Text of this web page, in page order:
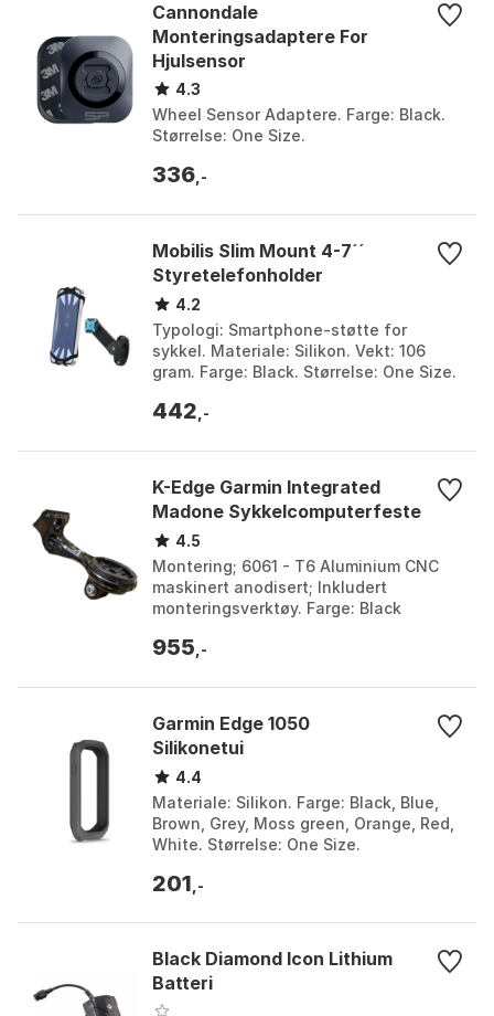
Cannondale
Monteringsadaptere For
Hjulsensor
4.3
Wheel Sensor Adaptere. Farge: Black.
Størrelse: One Size.
336 ,-
Mobilis Slim Mount 4-7´´
Styretelefonholder
4.2
Typologi: Smartphone-støtte for
sykkel. Materiale: Silikon. Vekt: 106
gram. Farge: Black. Størrelse: One Size.
442 ,-
K-Edge Garmin Integrated
Madone Sykkelcomputerfeste
4.5
Montering; 6061 - T6 Aluminium CNC
maskinert anodisert; Inkludert
monteringsverktøy. Farge: Black
955 ,-
Garmin Edge 1050
Silikonetui
4.4
Materiale: Silikon. Farge: Black, Blue,
Brown, Grey, Moss green, Orange, Red,
White. Størrelse: One Size.
201 ,-
Black Diamond Icon Lithium
Batteri